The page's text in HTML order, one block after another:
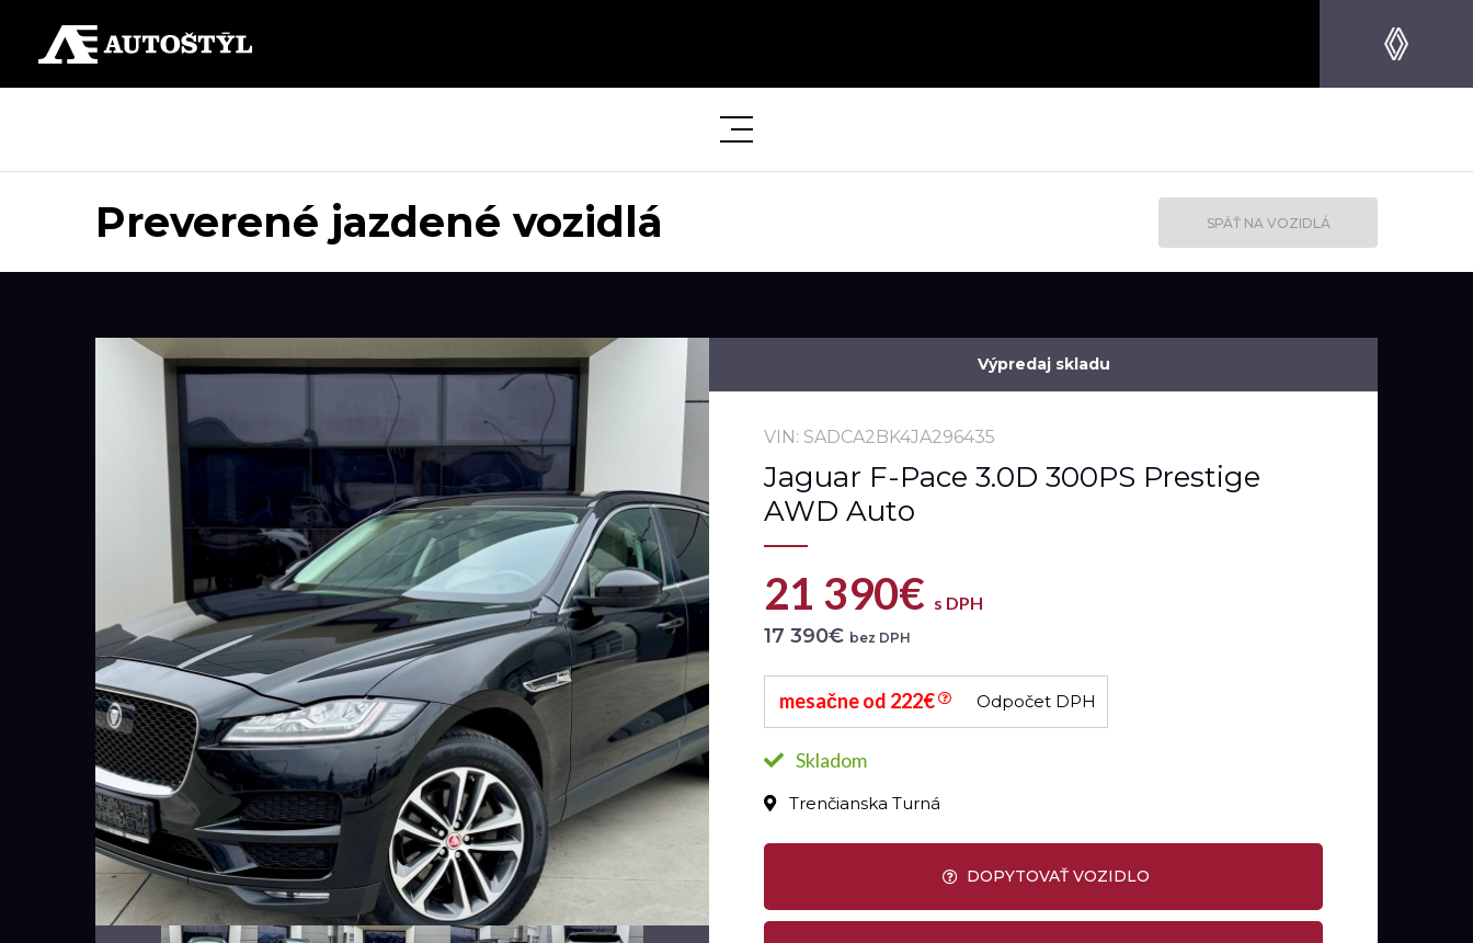
Preverené jazdené vozidlá SPÄŤ NA VOZIDLÁ
Výpredaj skladu
VIN: SADCA2BK4JA296435
Jaguar F-Pace 3.0D 300PS Prestige
AWD Auto
21 390€ s DPH
17 390€ bez DPH
mesačne od 222€ Odpočet DPH
Skladom
Trenčianska Turná
DOPYTOVAŤ VOZIDLO